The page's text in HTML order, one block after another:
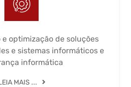
optimização de soluções
e sistemas informáticos e
informática
MAIS ...